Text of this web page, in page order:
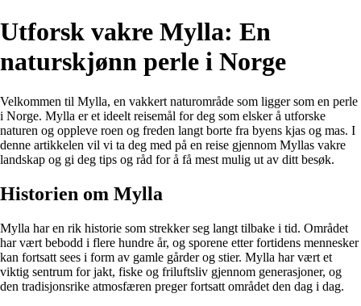
Utforsk vakre Mylla: En
naturskjønn perle i Norge
Velkommen til Mylla, en vakkert naturområde som ligger som en perle
i Norge. Mylla er et ideelt reisemål for deg som elsker å utforske
naturen og oppleve roen og freden langt borte fra byens kjas og mas. I
denne artikkelen vil vi ta deg med på en reise gjennom Myllas vakre
landskap og gi deg tips og råd for å få mest mulig ut av ditt besøk.
Historien om Mylla
Mylla har en rik historie som strekker seg langt tilbake i tid. Området
har vært bebodd i flere hundre år, og sporene etter fortidens mennesker
kan fortsatt sees i form av gamle gårder og stier. Mylla har vært et
viktig sentrum for jakt, fiske og friluftsliv gjennom generasjoner, og
den tradisjonsrike atmosfæren preger fortsatt området den dag i dag.